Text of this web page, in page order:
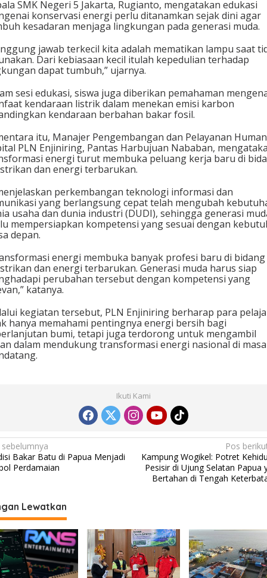
SMK Negeri 5 Jakarta, Rugianto, mengatakan edukasi
konservasi energi perlu ditanamkan sejak dini agar
kesadaran menjaga lingkungan pada generasi muda.
jawab terkecil kita adalah mematikan lampu saat
Dari kebiasaan kecil itulah kepedulian terhadap
dapat tumbuh,” ujarnya.
sesi edukasi, siswa juga diberikan pemahaman
kendaraan listrik dalam menekan emisi karbon
kendaraan berbahan bakar fosil.
itu, Manajer Pengembangan dan Pelayanan Human
PLN Enjiniring, Pantas Harbujuan Nababan,
energi turut membuka peluang kerja baru di
dan energi terbarukan.
perkembangan teknologi informasi dan
yang berlangsung cepat telah mengubah
usaha dan dunia industri (DUDI), sehingga generasi
mempersiapkan kompetensi yang sesuai dengan
depan.
energi membuka banyak profesi baru di bidang
dan energi terbarukan. Generasi muda harus siap
perubahan tersebut dengan kompetensi yang
katanya.
kegiatan tersebut, PLN Enjiniring berharap para
hanya memahami pentingnya energi bersih bagi
bumi, tetapi juga terdorong untuk mengambil
dalam mendukung transformasi energi nasional di masa
Ikuti Kami
Bakar Batu di Papua Menjadi
Perdamaian
Pos
Kampung Wogikel: Potret
Pesisir di Ujung Selatan Papua
Bertahan di Tengah
Lewatkan